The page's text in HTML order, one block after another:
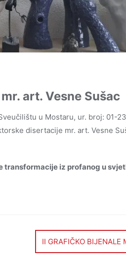
art. Vesne Sušac
u Mostaru, ur. broj: 01-
disertacije mr. art. Vesne
transformacije iz profanog u
II GRAFIČKO BIJENALE